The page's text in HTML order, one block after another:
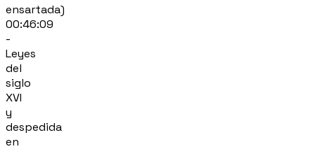
ensartada)
00:46:09
-
Leyes
del
siglo
XVI
y
despedida
en